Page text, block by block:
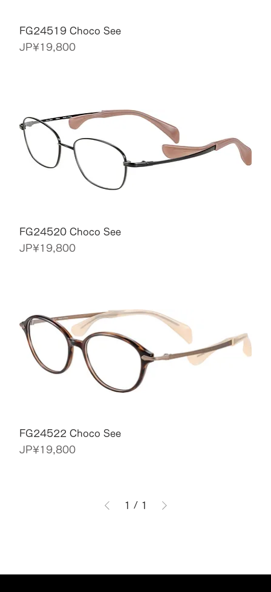
FG24519 Choco See
價格
JP¥19,800
FG24520 Choco See
價格
JP¥19,800
FG24522 Choco See
價格
JP¥19,800
1 / 1